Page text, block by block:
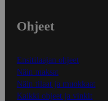
Ohjeet
Ensitilaajan ohjeet
Näin maksat
Näin tilaat ja muokkaat
Kaikki ohjeet ja vinkit